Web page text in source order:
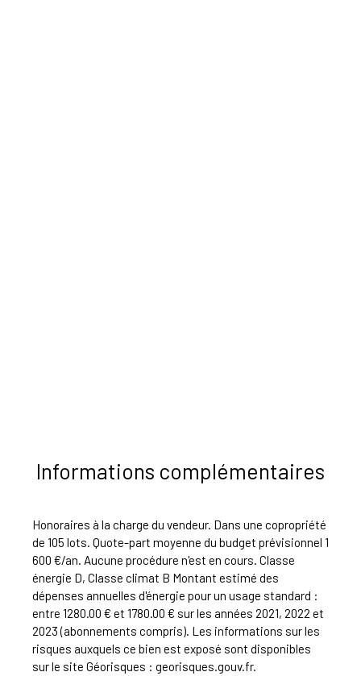
Informations complémentaires
Honoraires à la charge du vendeur. Dans une copropriété
de 105 lots. Quote-part moyenne du budget prévisionnel 1
600 €/an. Aucune procédure n'est en cours. Classe
énergie D, Classe climat B Montant estimé des
dépenses annuelles d'énergie pour un usage standard :
entre 1280.00 € et 1780.00 € sur les années 2021, 2022 et
2023 (abonnements compris). Les informations sur les
risques auxquels ce bien est exposé sont disponibles
sur le site Géorisques : georisques.gouv.fr.